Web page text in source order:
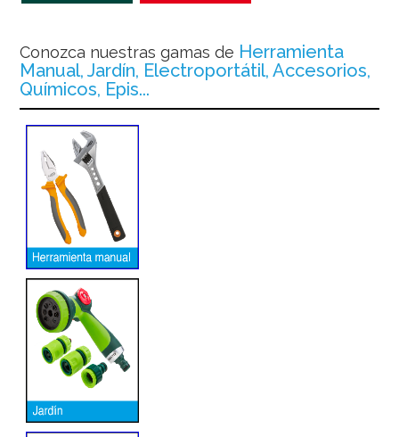
Conozca nuestras gamas de Herramienta
Manual, Jardín, Electroportátil, Accesorios,
Químicos, Epis...